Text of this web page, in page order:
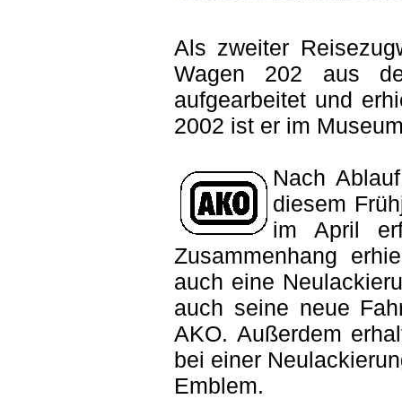
Als zweiter
Wagen 202 aus
aufgearbeitet und
2002 ist er im
Nach
diesem
im April
Zusammenhang
auch eine
auch seine neue
AKO. Außerdem
bei einer
Emblem.